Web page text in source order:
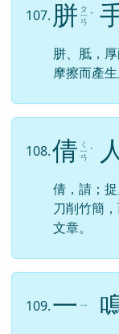
107. 胼 ㄆ
ㄧ
ㄢ
ˊ
胼、胝，
摩擦而產
108.倩 ㄑ
ㄧ
ㄢ
ˋ
倩，請；
刀削竹簡
文章。
109.一 ㄧ